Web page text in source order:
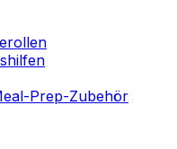
Prep-Zubehör